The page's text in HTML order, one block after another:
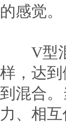
的感觉。
V型混
样，达
到混合
力、相